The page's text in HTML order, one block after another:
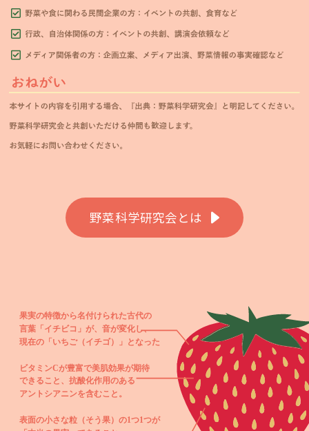
野菜科学研究会とは